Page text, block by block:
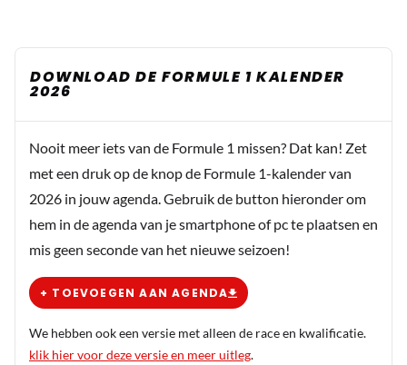
DOWNLOAD DE FORMULE 1 KALENDER
2026
Nooit meer iets van de Formule 1 missen? Dat kan! Zet
met een druk op de knop de Formule 1-kalender van
2026 in jouw agenda. Gebruik de button hieronder om
hem in de agenda van je smartphone of pc te plaatsen en
mis geen seconde van het nieuwe seizoen!
+ TOEVOEGEN AAN AGENDA
We hebben ook een versie met alleen de race en kwalificatie.
klik hier voor deze versie en meer uitleg.